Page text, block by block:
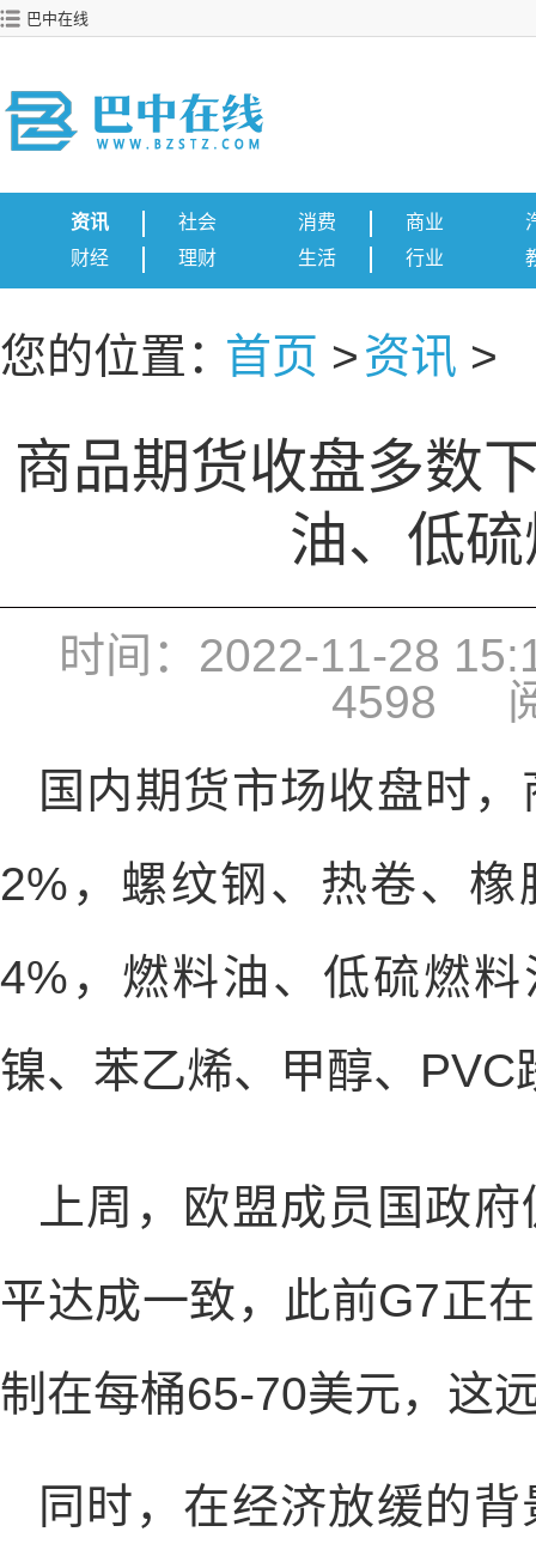
巴中在线
资讯
社会
财经
理财
消费
商业
生活
行业
您的位置：首页 >资讯 >
商品期货收盘多数
油、低
时间：2022-11-28
4598
国内期货市场收盘时
2%，螺纹钢、热卷、
4%，燃料油、低硫燃
镍、苯乙烯、甲醇、PVC
上周，欧盟成员国政
平达成一致，此前G7正
制在每桶65-70美元，这
同时，在经济放缓的